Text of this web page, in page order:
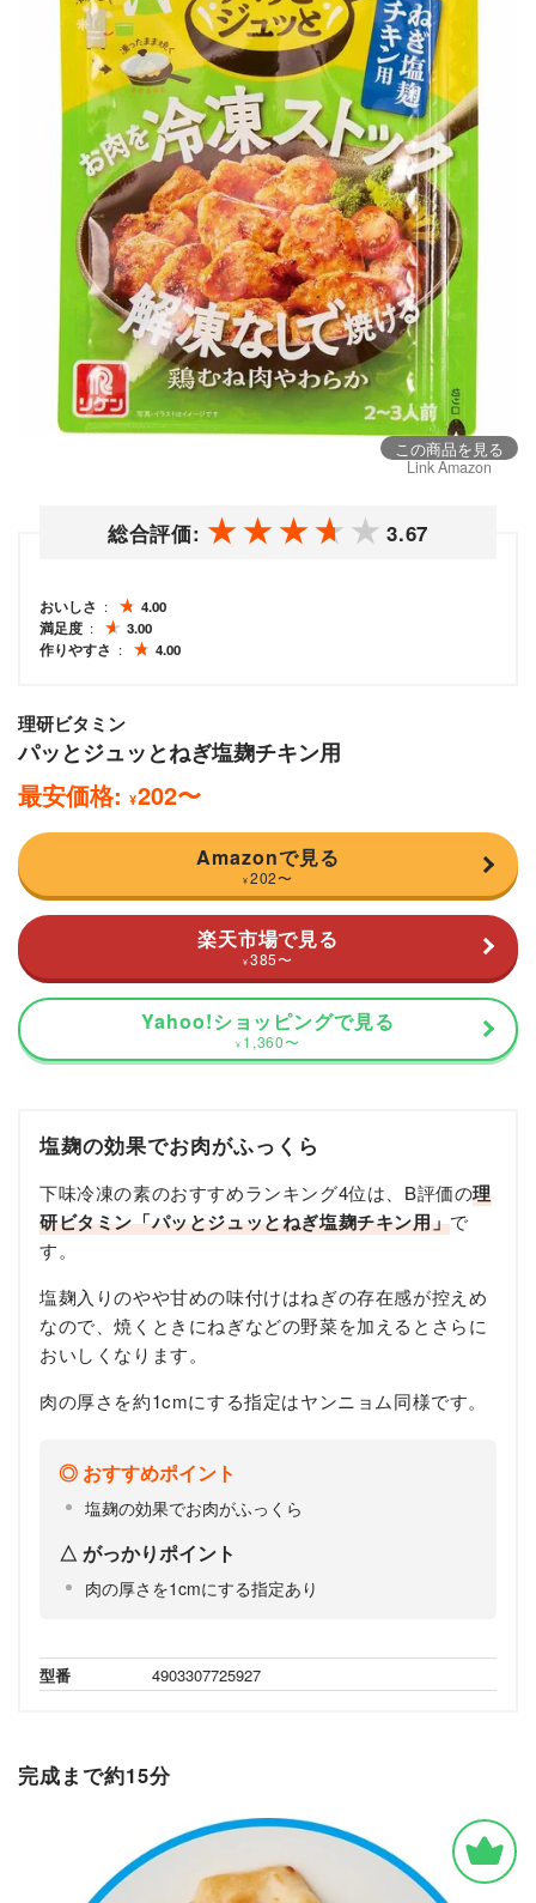
この商品を見る
Link Amazon
総合評価: 3.67
おいしさ
4.00
満足度
3.00
作りやすさ
4.00
理研ビタミン
パッとジュッとねぎ塩麹チキン用
最安価格: ¥202〜
Amazonで見る
¥ 202〜
楽天市場で見る
¥ 385〜
Yahoo!ショッピングで見る
¥ 1,360〜
塩麹の効果でお肉がふっくら
下味冷凍の素のおすすめランキング4位は、B評価の理
研ビタミン「パッとジュッとねぎ塩麹チキン用」で
す。
塩麹入りのやや甘めの味付けはねぎの存在感が控えめ
なので、焼くときにねぎなどの野菜を加えるとさらに
おいしくなります。
肉の厚さを約1cmにする指定はヤンニョム同様です。
おすすめポイント
塩麹の効果でお肉がふっくら
がっかりポイント
肉の厚さを1cmにする指定あり
型番 4903307725927
完成まで約15分